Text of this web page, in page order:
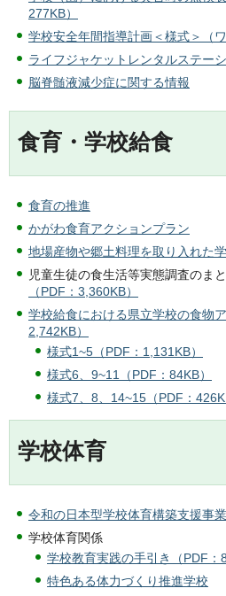
277KB）
学校安全年間指導計画＜様式＞（ワ
ライフジャケットレンタルステー
脳脊髄液減少症に関する情報
食育・学校給食
食育の推進
かがわ食育アクションプラン
地場産物や郷土料理を取り入れた
児童生徒の食生活等実態調査のま
（PDF：3,360KB）
学校給食における県立学校の食物
2,742KB）
様式1~5（PDF：1,131KB）
様式6、9~11（PDF：84KB）
様式7、8、14~15（PDF：
学校体育
令和の日本型学校体育構築支援事業
学校体育関係
学校教育実践の手引き（PDF：
特色ある体力づくり推進学校